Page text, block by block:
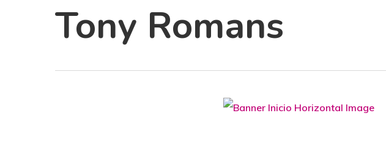
Tony Romans